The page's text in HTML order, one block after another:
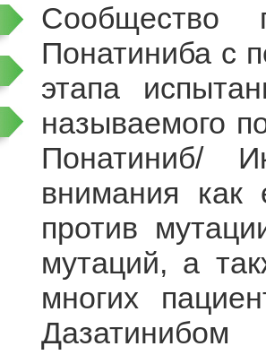
Сообщество
Понатиниба с
этапа
называемого
Понатиниб/
внимания как
против
мутаций, а
многих